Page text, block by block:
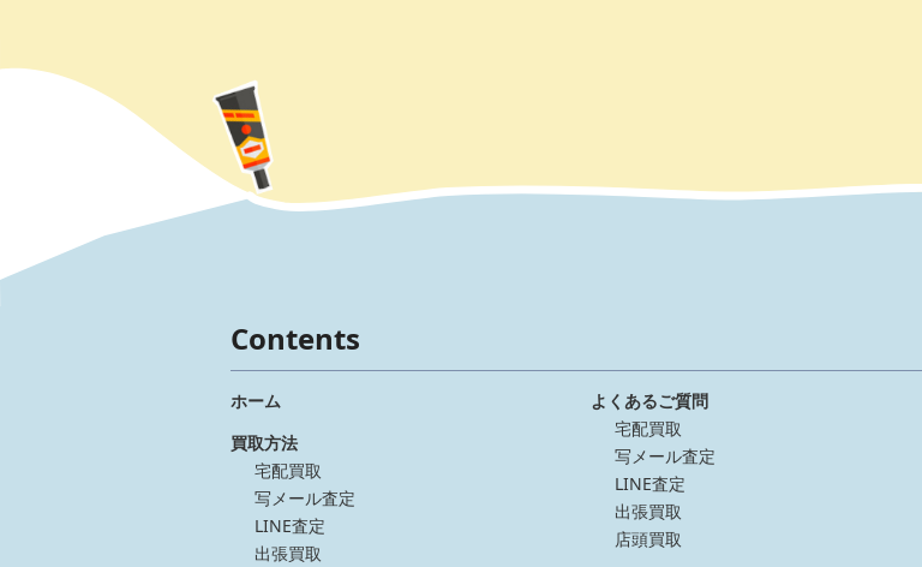
Contents
ホーム
買取方法
宅配買取
写メール査定
LINE査定
出張買取
よくあるご質問
宅配買取
写メール査定
LINE査定
出張買取
店頭買取